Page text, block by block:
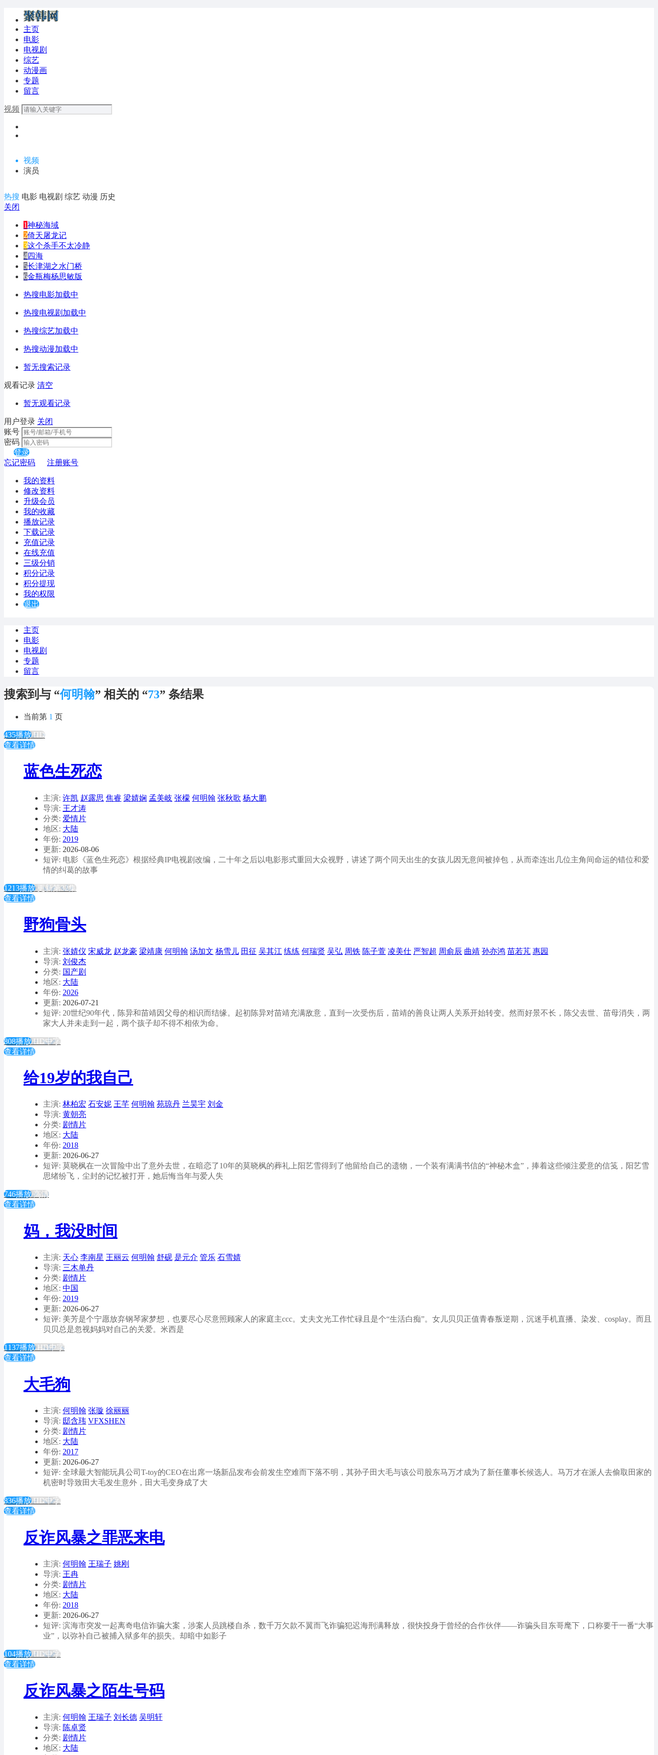
主页
电影
电视剧
综艺
动漫画
专题
留言
视频
视频
演员
热搜 电影 电视剧 综艺 动漫 历史
关闭
1神秘海域
2倚天屠龙记
3这个杀手不太冷静
4四海
5长津湖之水门桥
6金瓶梅杨思敏版
热搜电影加载中
热搜电视剧加载中
热搜综艺加载中
热搜动漫加载中
暂无搜索记录
观看记录 清空
暂无观看记录
用户登录 关闭
账号
密码
登录
忘记密码
注册账号
我的资料
修改资料
升级会员
我的收藏
播放记录
下载记录
充值记录
在线充值
三级分销
积分记录
积分提现
我的权限
退出
主页
电影
电视剧
专题
留言
搜索到与 “何明翰” 相关的 “73” 条结果
当前第 1 页
435播放 HD
查看详情
蓝色生死恋
主演: 许凯 赵露思 焦睿 梁婧娴 孟美岐 张檬 何明翰 张秋歌 杨大鹏
导演: 王才涛
分类: 爱情片
地区: 大陆
年份: 2019
更新: 2026-08-06
短评: 电影《蓝色生死恋》根据经典IP电视剧改编，二十年之后以电影形式重回大众视野，讲述了两个同天出生的女孩儿因无意间被掉包，从而牵连出几位主角间命运的错位和爱
情的纠葛的故事
1213播放 更新第32集
查看详情
野狗骨头
主演: 张婧仪 宋威龙 赵龙豪 梁靖康 何明翰 汤加文 杨雪儿 田征 吴其江 练练 何瑞贤 吴弘 周铁 陈子萱 凌美仕 严智超 周俞辰 曲靖 孙亦鸿 苗若芃 惠园
导演: 刘俊杰
分类: 国产剧
地区: 大陆
年份: 2026
更新: 2026-07-21
短评: 20世纪90年代，陈异和苗靖因父母的相识而结缘。起初陈异对苗靖充满敌意，直到一次受伤后，苗靖的善良让两人关系开始转变。然而好景不长，陈父去世、苗母消失，两
家大人并未走到一起，两个孩子却不得不相依为命。
808播放 HD中字
查看详情
给19岁的我自己
主演: 林柏宏 石安妮 王芊 何明翰 苑琼丹 兰昊宇 刘金
导演: 黄朝亮
分类: 剧情片
地区: 大陆
年份: 2018
更新: 2026-06-27
短评: 莫晓枫在一次冒险中出了意外去世，在暗恋了10年的莫晓枫的葬礼上阳艺雪得到了他留给自己的遗物，一个装有满满书信的“神秘木盒”，捧着这些倾注爱意的信笺，阳艺雪
思绪纷飞，尘封的记忆被打开，她后悔当年与爱人失
746播放 高清
查看详情
妈，我没时间
主演: 天心 李南星 王丽云 何明翰 舒砚 是元介 管乐 石雪婧
导演: 三木单丹
分类: 剧情片
地区: 中国
年份: 2019
更新: 2026-06-27
短评: 美芳是个宁愿放弃钢琴家梦想，也要尽心尽意照顾家人的家庭主ccc。丈夫文光工作忙碌且是个“生活白痴”。女儿贝贝正值青春叛逆期，沉迷手机直播、染发、cosplay。而且
贝贝总是忽视妈妈对自己的关爱。米西是
1137播放 HD中字
查看详情
大毛狗
主演: 何明翰 张璇 徐丽丽
导演: 邸含玮 VFXSHEN
分类: 剧情片
地区: 大陆
年份: 2017
更新: 2026-06-27
短评: 全球最大智能玩具公司T-toy的CEO在出席一场新品发布会前发生空难而下落不明，其孙子田大毛与该公司股东马万才成为了新任董事长候选人。马万才在派人去偷取田家的
机密时导致田大毛发生意外，田大毛变身成了大
836播放 HD中字
查看详情
反诈风暴之罪恶来电
主演: 何明翰 王瑞子 姚刚
导演: 王冉
分类: 剧情片
地区: 大陆
年份: 2018
更新: 2026-06-27
短评: 滨海市突发一起离奇电信诈骗大案，涉案人员跳楼自杀，数千万欠款不翼而飞诈骗犯迟海刑满释放，很快投身于曾经的合作伙伴——诈骗头目东哥麾下，口称要干一番“大事
业”，以弥补自己被捕入狱多年的损失。却暗中如影子
104播放 HD中字
查看详情
反诈风暴之陌生号码
主演: 何明翰 王瑞子 刘长德 吴明轩
导演: 陈卓贤
分类: 剧情片
地区: 大陆